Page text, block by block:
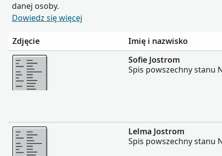
danej osoby.
Dowiedz się więcej
Zdjęcie
Imię i nazwisko
Więcej
Sofie Jostrom
Spis powszechny stanu
Więcej
Lelma Jostrom
Spis powszechny stanu